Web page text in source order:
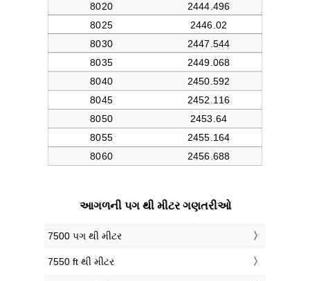
આગળની પગ થી મીટર ગણતરીઓ
7500 પગ થી મીટર
7550 ft થી મીટર